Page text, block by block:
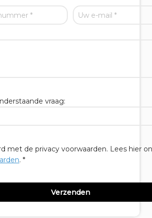
vraag:
met de privacy voorwaarden. Lees hier
. *